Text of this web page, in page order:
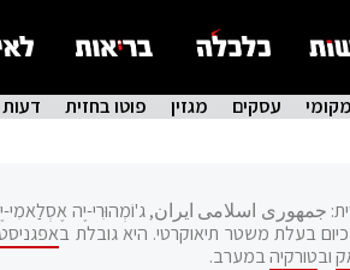
מקומי עסקים מגזין פוטו בחזית דעות
جمهوری اسلامی ايران, ג'וֹמְהוּרִי-יֶה
כיום בעלת משטר תיאוקרטי. היא גובלת ב
ובטורקיהבמערב.